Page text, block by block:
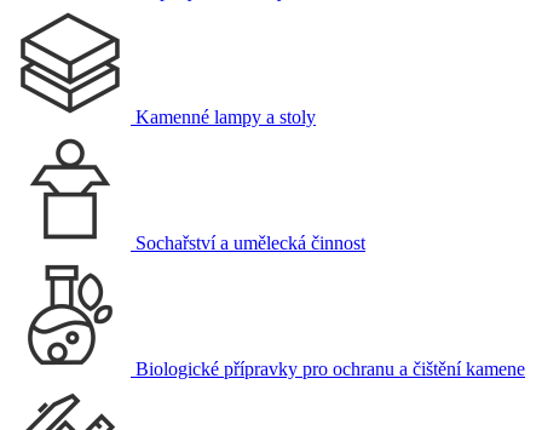
Kamenné lampy a stoly
Sochařství a umělecká činnost
Biologické přípravky pro ochranu a čištění kamene